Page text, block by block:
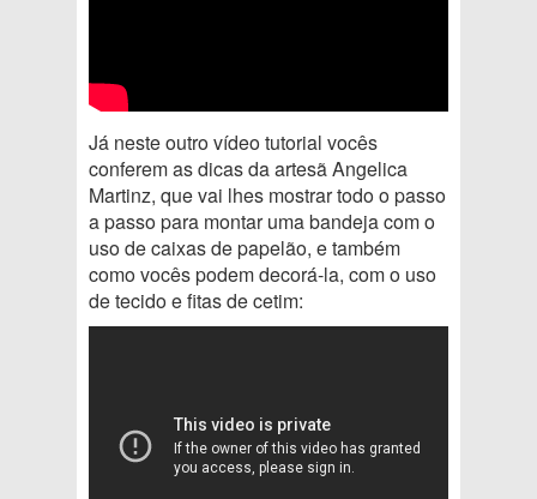
Já neste outro vídeo tutorial vocês
conferem as dicas da artesã Angelica
Martinz, que vai lhes mostrar todo o passo
a passo para montar uma bandeja com o
uso de caixas de papelão, e também
como vocês podem decorá-la, com o uso
de tecido e fitas de cetim: